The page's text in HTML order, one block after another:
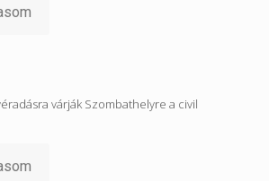
várják Szombathelyre a civil